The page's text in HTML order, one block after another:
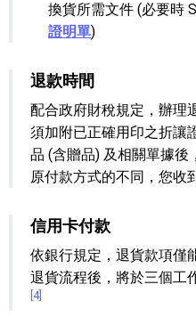
換貨所需文件 (必要時
證明單)
退款時間
配合政府財稅規定，辦理
須加附已正確用印之折讓
品 (含贈品) 及相關單據
原付款方式的不同，您收
信用卡付款
依銀行規定，退貨款項僅
退貨流程後，將於三個工
[4]